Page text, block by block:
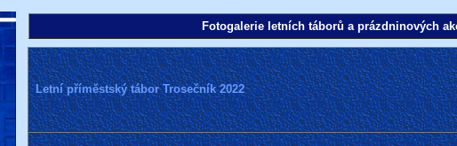
Fotogalerie letních táborů a prázdninových
Letní příměstský tábor Trosečník 2022